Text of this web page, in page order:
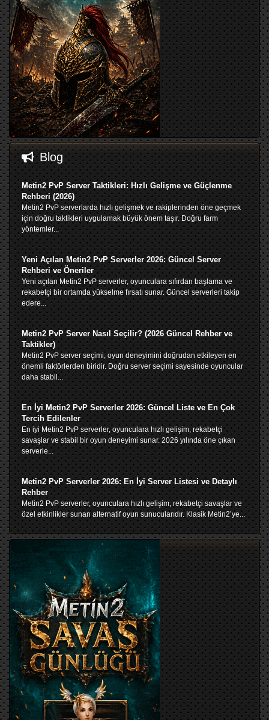
Blog
Metin2 PvP Server Taktikleri: Hızlı Gelişme ve Güçlenme
Rehberi (2026)
Metin2 PvP serverlarda hızlı gelişmek ve rakiplerinden öne geçmek
için doğru taktikleri uygulamak büyük önem taşır. Doğru farm
yöntemler...
Yeni Açılan Metin2 PvP Serverler 2026: Güncel Server
Rehberi ve Öneriler
Yeni açılan Metin2 PvP serverler, oyunculara sıfırdan başlama ve
rekabetçi bir ortamda yükselme fırsatı sunar. Güncel serverleri takip
edere...
Metin2 PvP Server Nasıl Seçilir? (2026 Güncel Rehber ve
Taktikler)
Metin2 PvP server seçimi, oyun deneyimini doğrudan etkileyen en
önemli faktörlerden biridir. Doğru server seçimi sayesinde oyuncular
daha stabil...
En İyi Metin2 PvP Serverler 2026: Güncel Liste ve En Çok
Tercih Edilenler
En iyi Metin2 PvP serverler, oyunculara hızlı gelişim, rekabetçi
savaşlar ve stabil bir oyun deneyimi sunar. 2026 yılında öne çıkan
serverle...
Metin2 PvP Serverler 2026: En İyi Server Listesi ve Detaylı
Rehber
Metin2 PvP serverler, oyunculara hızlı gelişim, rekabetçi savaşlar ve
özel etkinlikler sunan alternatif oyun sunucularıdır. Klasik Metin2’ye...